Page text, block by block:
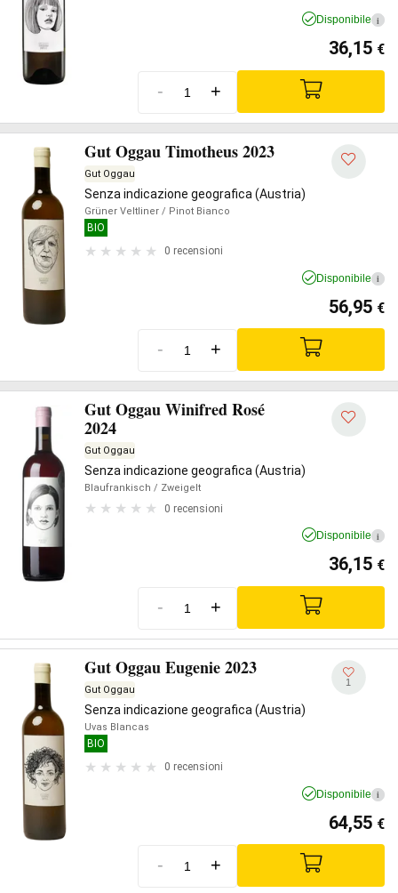
Disponibile i
36,15 €
- +
Gut Oggau Timotheus 2023
Gut Oggau
Senza indicazione geografica (Austria)
Grüner Veltliner / Pinot Bianco
BIO
0 recensioni
Disponibile i
56,95 €
- +
Gut Oggau Winifred Rosé
2024
Gut Oggau
Senza indicazione geografica (Austria)
Blaufrankisch / Zweigelt
0 recensioni
Disponibile i
36,15 €
- +
Gut Oggau Eugenie 2023
Gut Oggau
Senza indicazione geografica (Austria)
Uvas Blancas
BIO
0 recensioni
1
Disponibile i
64,55 €
- +